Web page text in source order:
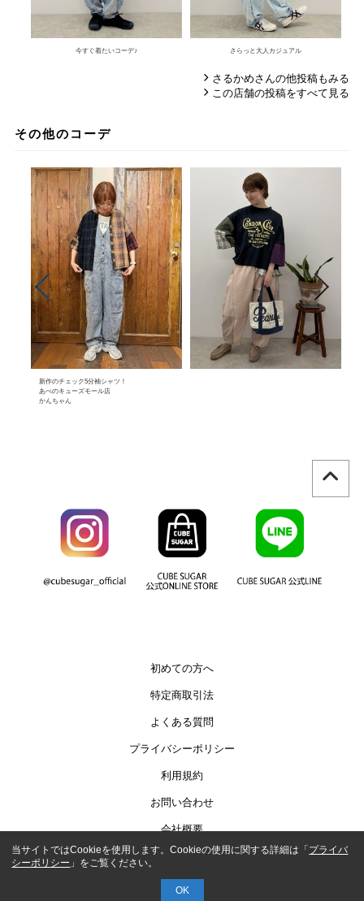
今すぐ着たいコーデ♪ さらっと大人カジュアル
さるかめさんの他投稿もみる
この店舗の投稿をすべて見る
その他のコーデ
新作のチェック5分袖シャツ！
あべのキューズモール店
かんちゃん
初めての方へ
特定商取引法
よくある質問
プライバシーポリシー
利用規約
お問い合わせ
会社概要
当サイトではCookieを使用します。Cookieの使用に関する詳細は「プライバ
シーポリシー 」をご覧ください。
OK